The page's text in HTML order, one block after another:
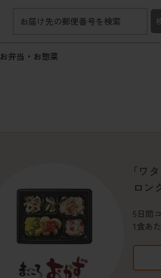
お届け先の郵便番号を検索
お弁当・お惣菜
「ワ
ロン
5日間
1食あ